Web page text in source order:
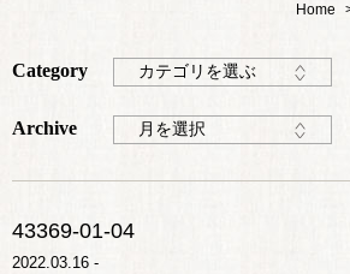
Home
Category カテゴリを選ぶ
Archive 月を選択
43369-01-04
2022.03.16 -